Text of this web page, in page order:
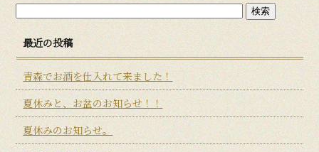
最近の投稿
青森でお酒を仕入れて来ました！
夏休みと、お盆のお知らせ！！
夏休みのお知らせ。